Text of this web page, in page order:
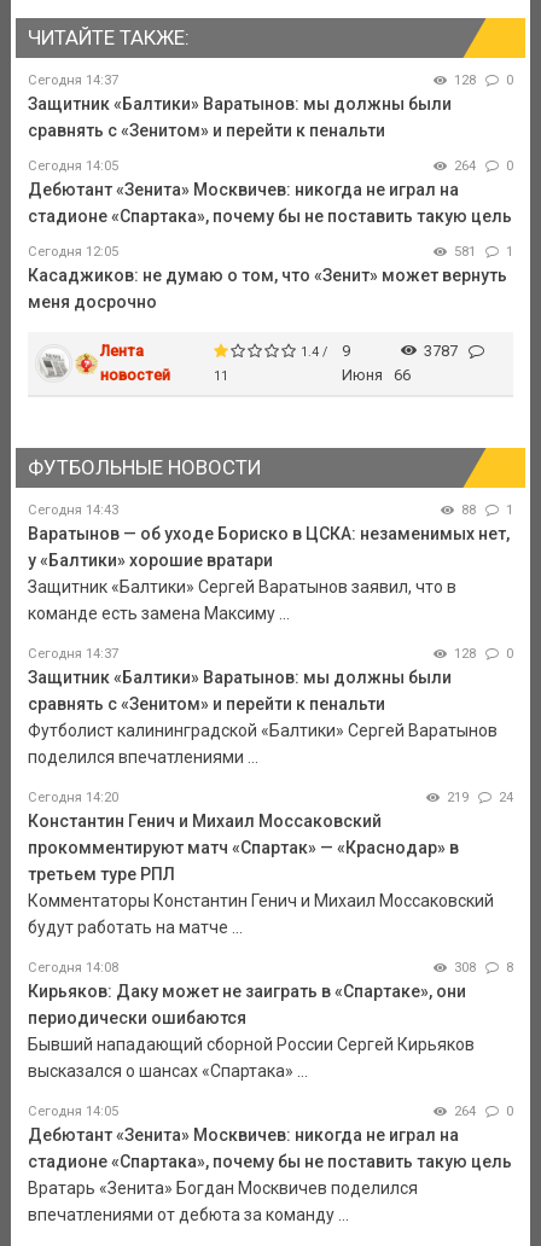
ЧИТАЙТЕ ТАКЖЕ:
Сегодня 14:37 128 0
Защитник «Балтики» Варатынов: мы должны были
сравнять с «Зенитом» и перейти к пенальти
Сегодня 14:05 264 0
Дебютант «Зенита» Москвичев: никогда не играл на
стадионе «Спартака», почему бы не поставить такую цель
Сегодня 12:05 581 1
Касаджиков: не думаю о том, что «Зенит» может вернуть
меня досрочно
Лента
новостей
1.4 /
11
9
Июня
3787
66
ФУТБОЛЬНЫЕ НОВОСТИ
Сегодня 14:43 88 1
Варатынов — об уходе Бориско в ЦСКА: незаменимых нет,
у «Балтики» хорошие вратари
Защитник «Балтики» Сергей Варатынов заявил, что в
команде есть замена Максиму ...
Сегодня 14:37 128 0
Защитник «Балтики» Варатынов: мы должны были
сравнять с «Зенитом» и перейти к пенальти
Футболист калининградской «Балтики» Сергей Варатынов
поделился впечатлениями ...
Сегодня 14:20 219 24
Константин Генич и Михаил Моссаковский
прокомментируют матч «Спартак» — «Краснодар» в
третьем туре РПЛ
Комментаторы Константин Генич и Михаил Моссаковский
будут работать на матче ...
Сегодня 14:08 308 8
Кирьяков: Даку может не заиграть в «Спартаке», они
периодически ошибаются
Бывший нападающий сборной России Сергей Кирьяков
высказался о шансах «Спартака» ...
Сегодня 14:05 264 0
Дебютант «Зенита» Москвичев: никогда не играл на
стадионе «Спартака», почему бы не поставить такую цель
Вратарь «Зенита» Богдан Москвичев поделился
впечатлениями от дебюта за команду ...